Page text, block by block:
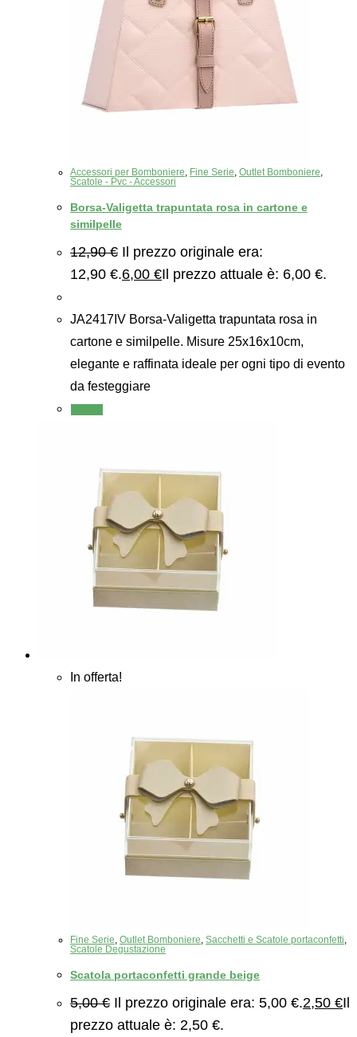
Accessori per Bomboniere, Fine Serie, Outlet Bomboniere,
Scatole - Pvc - Accessori
Borsa-Valigetta trapuntata rosa in cartone e
similpelle
12,90€ Il prezzo originale era:
12,90 €.6,00 €Il prezzo attuale è: 6,00 €.
JA2417IV Borsa-Valigetta trapuntata rosa in
cartone e similpelle. Misure 25x16x10cm,
elegante e raffinata ideale per ogni tipo di evento
da festeggiare
In offerta!
Fine Serie, Outlet Bomboniere, Sacchetti e Scatole portaconfetti,
Scatole Degustazione
Scatola portaconfetti grande beige
5,00€ Il prezzo originale era: 5,00 €.2,50 €Il
prezzo attuale è: 2,50 €.